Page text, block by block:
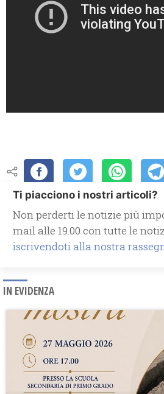
Ti piacciono i nostri articoli?
Non perderti le notizie più
mail alle 19.00 con tutte le
iscrivendoti alla nostra
IN EVIDENZA